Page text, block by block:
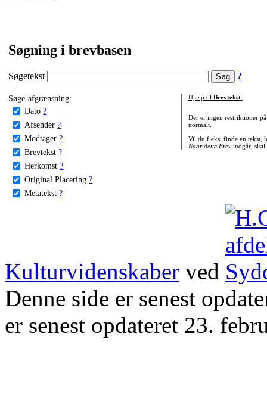
Søgning i brevbasen
Søgetekst ?
Søge-afgrænsning:
Dato ?
Afsender ?
Modtager ?
Brevtekst ?
Herkomst ?
Original Placering ?
Metatekst ?
Hjælp til Brevtekst:
Der er ingen restriktioner
normalt.
Vil du f.eks. finde en tekst,
Naar dette Brevindgår, skal
Kulturvidenskaber ved
Denne side er senest
er senest opdateret 23.